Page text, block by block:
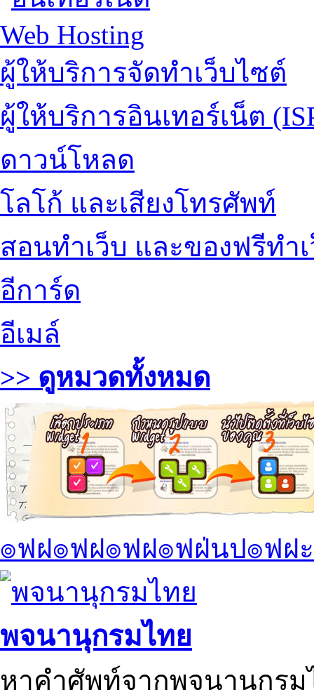
Web Hosting
ผู้ให้บริการจัดทำเว็บไซต์
ผู้ให้บริการอินเทอร์เน็ต
ดาวน์โหลด
โลโก้ และเสียงโทรศัพท์
สอนทำเว็บ และของฟรีทำ
อีการ์ด
อีเมล์
>> ดูหมวดทั้งหมด
๏ฟฝ๏ฟฝ๏ฟฝ๏ฟฝ่นป๏ฟฝ
พจนานุกรมไทย
หาคำศัพท์จากพจนานุกรม